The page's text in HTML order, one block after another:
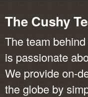
The Cushy
The team
is passionate
We provide on-
the globe by